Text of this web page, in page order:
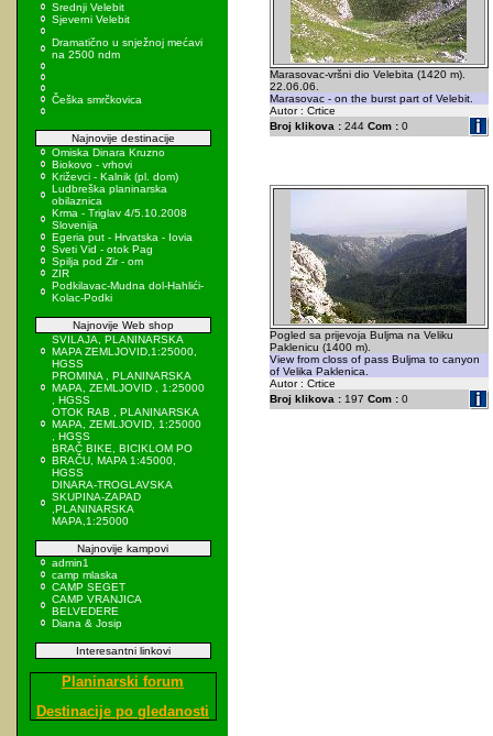
Srednji Velebit
Sjeverni Velebit
Dramatično u snježnoj mećavi
na 2500 ndm
Češka smrčkovica
Najnovije destinacije
Omiska Dinara Kruzno
Biokovo - vrhovi
Križevci - Kalnik (pl. dom)
Ludbreška planinarska
obilaznica
Krma - Triglav 4/5.10.2008
Slovenija
Egeria put - Hrvatska - Iovia
Sveti Vid - otok Pag
Spilja pod Zir - om
ZIR
Podkilavac-Mudna dol-Hahlići-
Kolac-Podki
Najnovije Web shop
SVILAJA, PLANINARSKA
MAPA ZEMLJOVID,1:25000,
HGSS
PROMINA , PLANINARSKA
MAPA, ZEMLJOVID , 1:25000
, HGSS
OTOK RAB , PLANINARSKA
MAPA, ZEMLJOVID, 1:25000
, HGSS
BRAČ BIKE, BICIKLOM PO
BRAČU, MAPA 1:45000,
HGSS
DINARA-TROGLAVSKA
SKUPINA-ZAPAD
,PLANINARSKA
MAPA,1:25000
Najnovije kampovi
admin1
camp mlaska
CAMP SEGET
CAMP VRANJICA
BELVEDERE
Diana & Josip
Interesantni linkovi
Planinarski forum
Destinacije po gledanosti
Marasovac-vršni dio Velebita (1420 m).
22.06.06.
Marasovac - on the burst part of Velebit.
Autor : Crtice
Broj klikova :244 Com :0
Pogled sa prijevoja Buljma na Veliku
Paklenicu (1400 m).
View from closs of pass Buljma to canyon
of Velika Paklenica.
Autor : Crtice
Broj klikova :197 Com :0